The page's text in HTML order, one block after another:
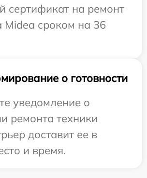
сертификат на ремонт
Midea сроком на 36
о готовности
уведомление о
ремонта техники
доставит ее в
и время.